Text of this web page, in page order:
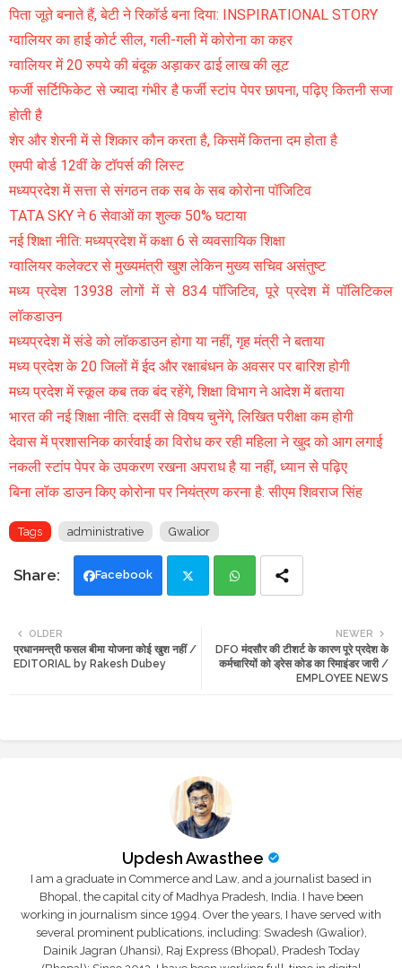
पिता जूते बनाते हैं, बेटी ने रिकॉर्ड बना दिया: INSPIRATIONAL STORY
ग्वालियर का हाई कोर्ट सील, गली-गली में कोरोना का कहर
ग्वालियर में 20 रुपये की बंदूक अड़ाकर ढाई लाख की लूट
फर्जी सर्टिफिकेट से ज्यादा गंभीर है फर्जी स्टांप पेपर छापना, पढ़िए कितनी सजा
होती है
शेर और शेरनी में से शिकार कौन करता है, किसमें कितना दम होता है
एमपी बोर्ड 12वीं के टॉपर्स की लिस्ट
मध्यप्रदेश में सत्ता से संगठन तक सब के सब कोरोना पॉजिटिव
TATA SKY ने 6 सेवाओं का शुल्क 50% घटाया
नई शिक्षा नीति: मध्यप्रदेश में कक्षा 6 से व्यवसायिक शिक्षा
ग्वालियर कलेक्टर से मुख्यमंत्री खुश लेकिन मुख्य सचिव असंतुष्ट
मध्य प्रदेश 13938 लोगों में से 834 पॉजिटिव, पूरे प्रदेश में पॉलिटिकल
लॉकडाउन
मध्यप्रदेश में संडे को लॉकडाउन होगा या नहीं, गृह मंत्री ने बताया
मध्य प्रदेश के 20 जिलों में ईद और रक्षाबंधन के अवसर पर बारिश होगी
मध्य प्रदेश में स्कूल कब तक बंद रहेंगे, शिक्षा विभाग ने आदेश में बताया
भारत की नई शिक्षा नीति: दसवीं से विषय चुनेंगे, लिखित परीक्षा कम होगी
देवास में प्रशासनिक कार्रवाई का विरोध कर रही महिला ने खुद को आग लगाई
नकली स्टांप पेपर के उपकरण रखना अपराध है या नहीं, ध्यान से पढ़िए
बिना लॉक डाउन किए कोरोना पर नियंत्रण करना है: सीएम शिवराज सिंह
Tags administrative Gwalior
Facebook
tte ats
NEWER
DFO मंदसौर की टीशर्ट के कारण पूरे प्रदेश के
कर्मचारियों को ड्रेस कोड का रिमाइंडर जारी /
EMPLOYEE NEWS
OLDER
प्रधानमन्त्री फसल बीमा योजना कोई खुश नहीं /
EDITORIAL by Rakesh Dubey
Updesh Awasthee
I am a graduate in Commerce and Law, and a journalist based in
Bhopal, the capital city of Madhya Pradesh, India. I have been
working in journalism since 1994. Over the years, I have served with
several prominent publications, including: Swadesh (Gwalior),
Dainik Jagran (Jhansi), Raj Express (Bhopal), Pradesh Today